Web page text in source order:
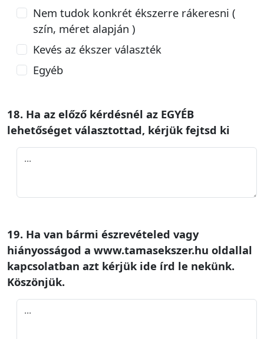
Nem tudok konkrét ékszerre rákeresni (
szín, méret alapján )
Kevés az ékszer választék
Egyéb
18. Ha az előző kérdésnél az EGYÉB
lehetőséget választottad, kérjük fejtsd ki
19. Ha van bármi észrevételed vagy
hiányosságod a www.tamasekszer.hu oldallal
kapcsolatban azt kérjük ide írd le nekünk.
Köszönjük.